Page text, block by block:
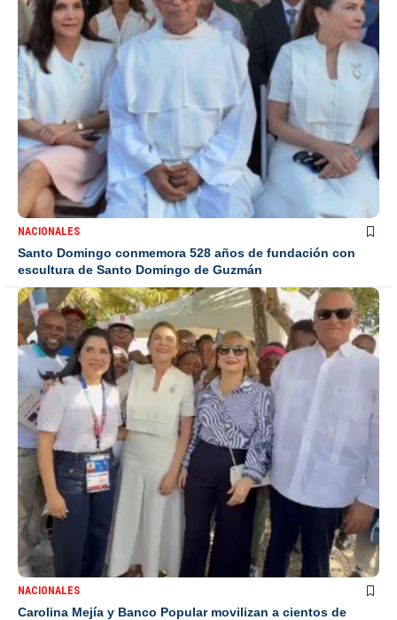
NACIONALES
Santo Domingo conmemora 528 años de fundación con
escultura de Santo Domingo de Guzmán
NACIONALES
Carolina Mejía y Banco Popular movilizan a cientos de